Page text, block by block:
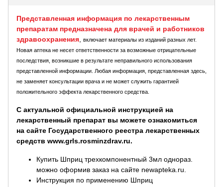
Представленная информация по лекарственным
препаратам предназначена для врачей и работников
здравоохранения
включает материалы из изданий разных лет.
Новая аптека не несет ответственности за возможные отрицательные
последствия, возникшие в результате неправильного использования
представленной информации. Любая информация, представленная здесь,
не заменяет консультации врача и не может служить гарантией
положительного эффекта лекарственного средства.
С актуальной официальной инструкцией на
лекарственный препарат вы можете ознакомиться
на сайте Государственного реестра лекарственных
средств www.grls.rosminzdrav.ru.
Купить Шприц трехкомпонентный 3мл однораз.
можно оформив заказ на сайте newapteka.ru.
Инструкция по применению Шприц